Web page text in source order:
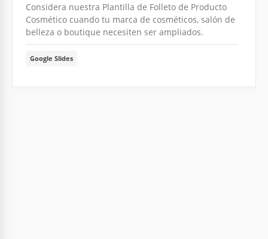
Considera nuestra Plantilla de Folleto de Producto
Cosmético cuando tu marca de cosméticos, salón de
belleza o boutique necesiten ser ampliados.
Google Slides